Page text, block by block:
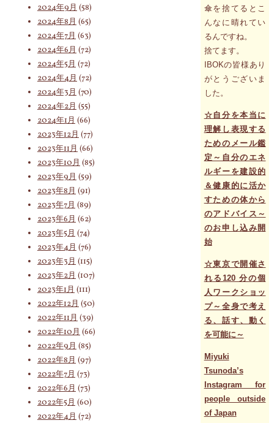
傘を捨てるとこ
んなに晴れてい
るんですね。
捨てます。
IBOKの皆様あり
がとうございま
した。
☆自分を本当に
理解し表現する
ためのメール鑑
定～自分のエネ
ルギーを建設的
＆健康的に活か
すための体から
のアドバイス～
のお申し込み開
始
☆東京で開催さ
れる120 分の個
人ワークショッ
プ～全身で考え
る、話す、動く
を可能に～
Miyuki
Tsunoda’s
Instagram for
people outside
of Japan
2024年9月 (58)
2024年8月 (65)
2024年7月 (63)
2024年6月 (72)
2024年5月 (72)
2024年4月 (72)
2024年3月 (70)
2024年2月 (55)
2024年1月 (66)
2023年12月 (77)
2023年11月 (66)
2023年10月 (85)
2023年9月 (59)
2023年8月 (91)
2023年7月 (89)
2023年6月 (62)
2023年5月 (74)
2023年4月 (76)
2023年3月 (115)
2023年2月 (107)
2023年1月 (111)
2022年12月 (50)
2022年11月 (39)
2022年10月 (66)
2022年9月 (85)
2022年8月 (97)
2022年7月 (73)
2022年6月 (73)
2022年5月 (60)
2022年4月 (72)